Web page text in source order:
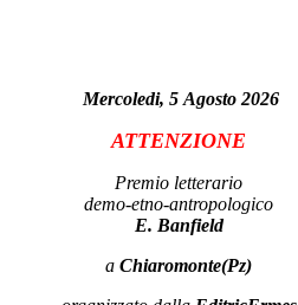
Mercoledi, 5 Agosto 2026
ATTENZIONE
Premio letterario
demo-etno-antropologico
E. Banfield
a Chiaromonte(Pz)